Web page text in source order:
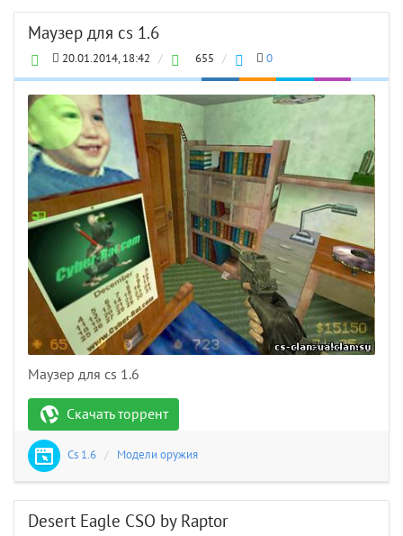
Мaузер для cs 1.6
20.01.2014, 18:42 / 655 / 0
Мaузер для cs 1.6
Скачать торрент
Cs 1.6 / Модели оружия
Desert Eagle CSO by Raptor